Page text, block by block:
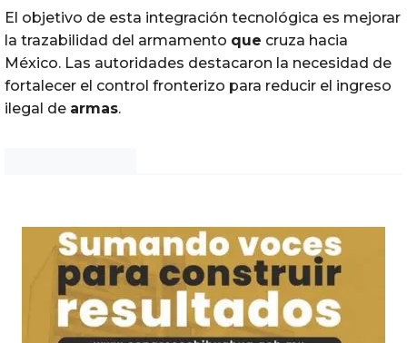
El objetivo de esta integración tecnológica es mejorar
la trazabilidad del armamento que cruza hacia
México. Las autoridades destacaron la necesidad de
fortalecer el control fronterizo para reducir el ingreso
ilegal de armas.